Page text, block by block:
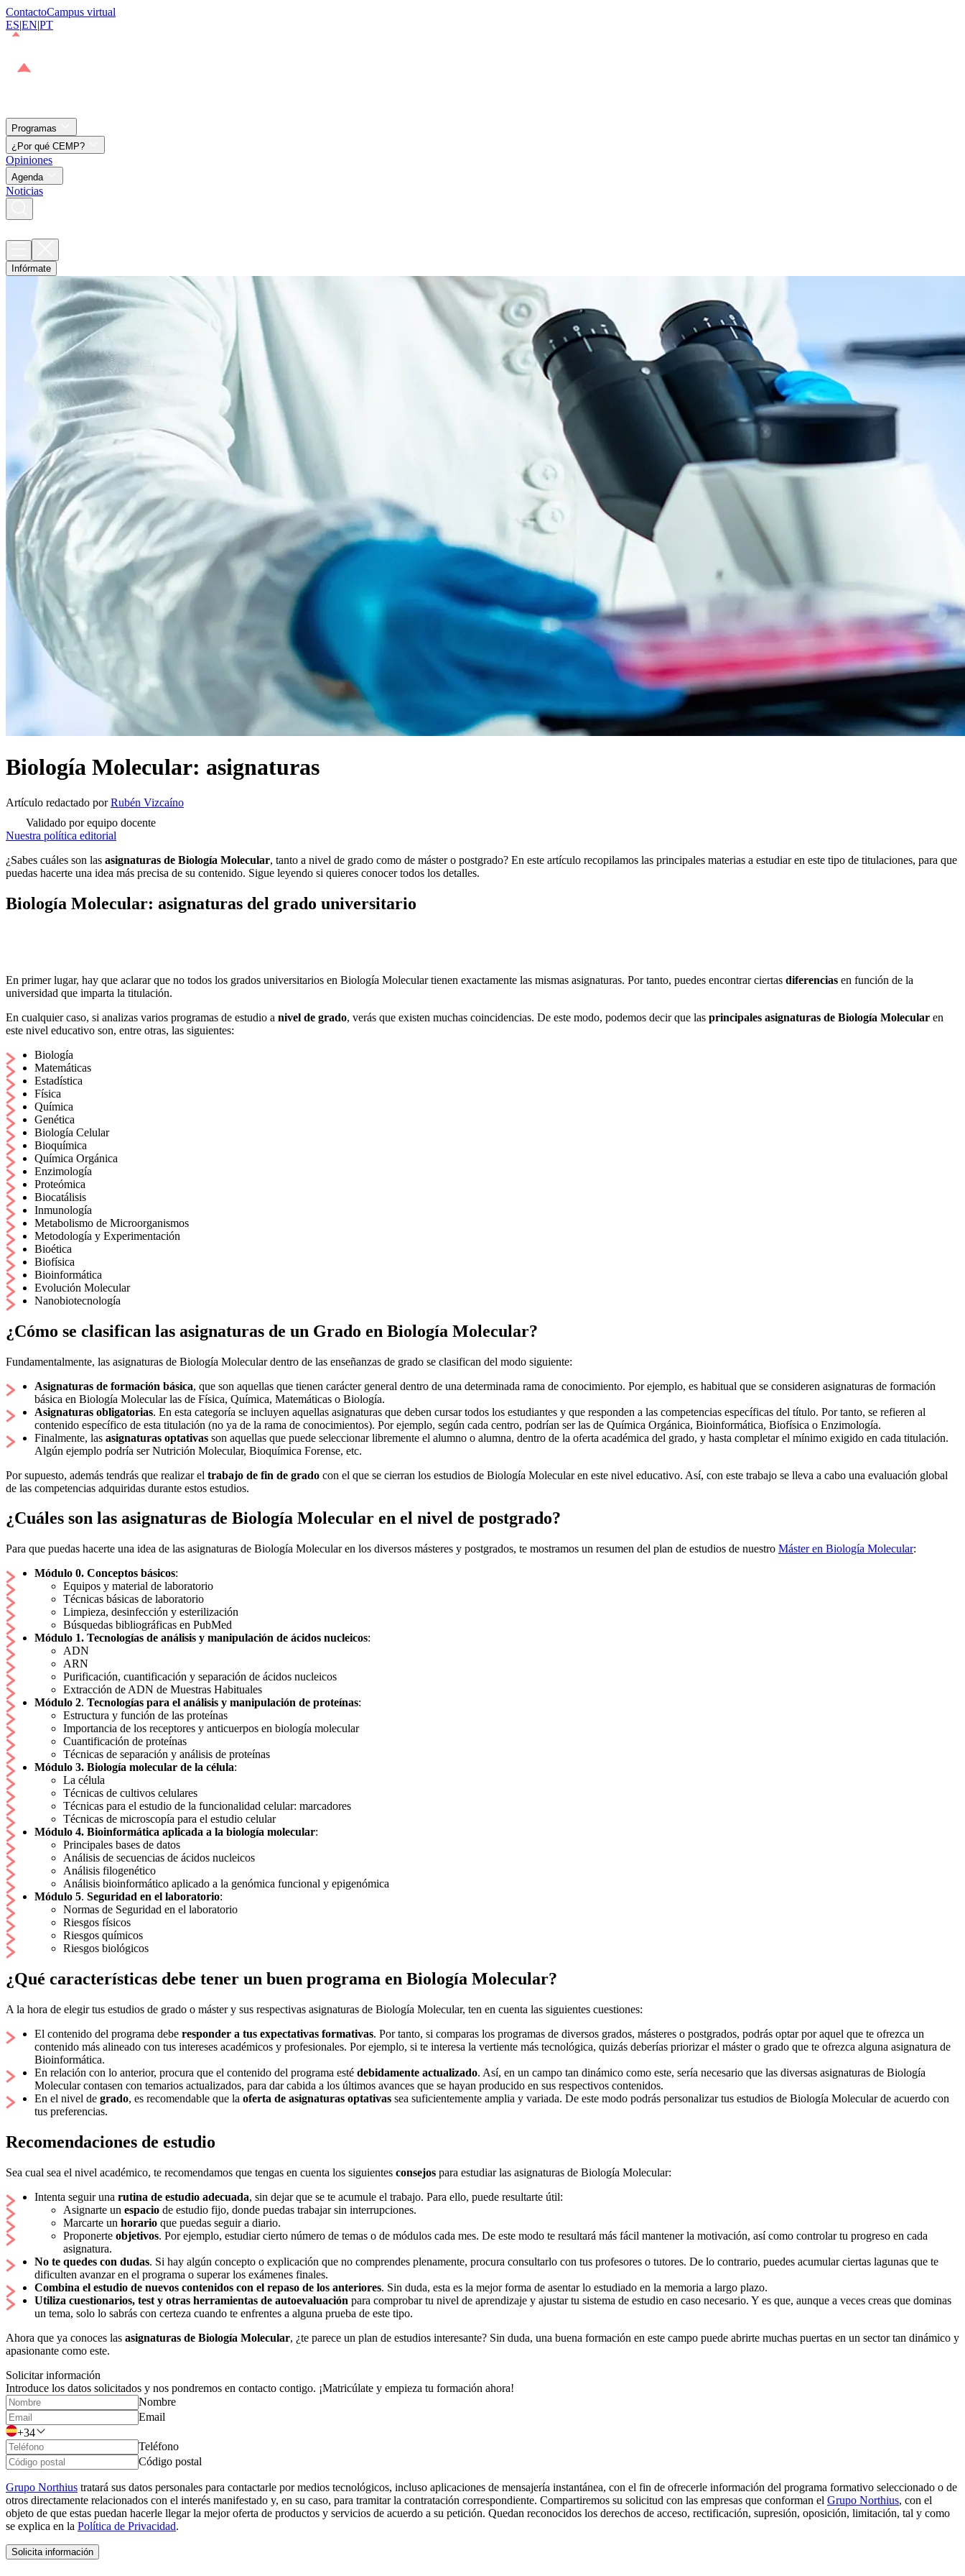
ContactoCampus virtual
ES|EN|PT
Programas
¿Por qué CEMP?
Opiniones
Agenda
Noticias
Infórmate
Biología Molecular: asignaturas
Artículo redactado porRubén Vizcaíno
Validado por equipo docente
Nuestra política editorial
¿Sabes cuáles son las asignaturas de Biología Molecular, tanto a nivel de grado como de máster o postgrado? En este artículo recopilamos las principales materias a estudiar en este tipo de titulaciones, para que
puedas hacerte una idea más precisa de su contenido. Sigue leyendo si quieres conocer todos los detalles.
Biología Molecular: asignaturas del grado universitario
En primer lugar, hay que aclarar que no todos los grados universitarios en Biología Molecular tienen exactamente las mismas asignaturas. Por tanto, puedes encontrar ciertas diferencias en función de la
universidad que imparta la titulación.
En cualquier caso, si analizas varios programas de estudio a nivel de grado, verás que existen muchas coincidencias. De este modo, podemos decir que las principales asignaturas de Biología Molecular en
este nivel educativo son, entre otras, las siguientes:
Biología
Matemáticas
Estadística
Física
Química
Genética
Biología Celular
Bioquímica
Química Orgánica
Enzimología
Proteómica
Biocatálisis
Inmunología
Metabolismo de Microorganismos
Metodología y Experimentación
Bioética
Biofísica
Bioinformática
Evolución Molecular
Nanobiotecnología
¿Cómo se clasifican las asignaturas de un Grado en Biología Molecular?
Fundamentalmente, las asignaturas de Biología Molecular dentro de las enseñanzas de grado se clasifican del modo siguiente:
Asignaturas de formación básica, que son aquellas que tienen carácter general dentro de una determinada rama de conocimiento. Por ejemplo, es habitual que se consideren asignaturas de formación
básica en Biología Molecular las de Física, Química, Matemáticas o Biología.
Asignaturas obligatorias. En esta categoría se incluyen aquellas asignaturas que deben cursar todos los estudiantes y que responden a las competencias específicas del título. Por tanto, se refieren al
contenido específico de esta titulación (no ya de la rama de conocimientos). Por ejemplo, según cada centro, podrían ser las de Química Orgánica, Bioinformática, Biofísica o Enzimología.
Finalmente, las asignaturas optativas son aquellas que puede seleccionar libremente el alumno o alumna, dentro de la oferta académica del grado, y hasta completar el mínimo exigido en cada titulación.
Algún ejemplo podría ser Nutrición Molecular, Bioquímica Forense, etc.
Por supuesto, además tendrás que realizar el trabajo de fin de grado con el que se cierran los estudios de Biología Molecular en este nivel educativo. Así, con este trabajo se lleva a cabo una evaluación global
de las competencias adquiridas durante estos estudios.
¿Cuáles son las asignaturas de Biología Molecular en el nivel de postgrado?
Para que puedas hacerte una idea de las asignaturas de Biología Molecular en los diversos másteres y postgrados, te mostramos un resumen del plan de estudios de nuestro Máster en Biología Molecular:
Módulo 0. Conceptos básicos:
Equipos y material de laboratorio
Técnicas básicas de laboratorio
Limpieza, desinfección y esterilización
Búsquedas bibliográficas en PubMed
Módulo 1. Tecnologías de análisis y manipulación de ácidos nucleicos:
ADN
ARN
Purificación, cuantificación y separación de ácidos nucleicos
Extracción de ADN de Muestras Habituales
Módulo 2. Tecnologías para el análisis y manipulación de proteínas:
Estructura y función de las proteínas
Importancia de los receptores y anticuerpos en biología molecular
Cuantificación de proteínas
Técnicas de separación y análisis de proteínas
Módulo 3. Biología molecular de la célula:
La célula
Técnicas de cultivos celulares
Técnicas para el estudio de la funcionalidad celular: marcadores
Técnicas de microscopía para el estudio celular
Módulo 4. Bioinformática aplicada a la biología molecular:
Principales bases de datos
Análisis de secuencias de ácidos nucleicos
Análisis filogenético
Análisis bioinformático aplicado a la genómica funcional y epigenómica
Módulo 5. Seguridad en el laboratorio:
Normas de Seguridad en el laboratorio
Riesgos físicos
Riesgos químicos
Riesgos biológicos
¿Qué características debe tener un buen programa en Biología Molecular?
A la hora de elegir tus estudios de grado o máster y sus respectivas asignaturas de Biología Molecular, ten en cuenta las siguientes cuestiones:
El contenido del programa debe responder a tus expectativas formativas. Por tanto, si comparas los programas de diversos grados, másteres o postgrados, podrás optar por aquel que te ofrezca un
contenido más alineado con tus intereses académicos y profesionales. Por ejemplo, si te interesa la vertiente más tecnológica, quizás deberías priorizar el máster o grado que te ofrezca alguna asignatura de
Bioinformática.
En relación con lo anterior, procura que el contenido del programa esté debidamente actualizado. Así, en un campo tan dinámico como este, sería necesario que las diversas asignaturas de Biología
Molecular contasen con temarios actualizados, para dar cabida a los últimos avances que se hayan producido en sus respectivos contenidos.
En el nivel de grado, es recomendable que la oferta de asignaturas optativas sea suficientemente amplia y variada. De este modo podrás personalizar tus estudios de Biología Molecular de acuerdo con
tus preferencias.
Recomendaciones de estudio
Sea cual sea el nivel académico, te recomendamos que tengas en cuenta los siguientes consejos para estudiar las asignaturas de Biología Molecular:
Intenta seguir una rutina de estudio adecuada, sin dejar que se te acumule el trabajo. Para ello, puede resultarte útil:
Asignarte un espacio de estudio fijo, donde puedas trabajar sin interrupciones.
Marcarte un horario que puedas seguir a diario.
Proponerte objetivos. Por ejemplo, estudiar cierto número de temas o de módulos cada mes. De este modo te resultará más fácil mantener la motivación, así como controlar tu progreso en cada
asignatura.
No te quedes con dudas. Si hay algún concepto o explicación que no comprendes plenamente, procura consultarlo con tus profesores o tutores. De lo contrario, puedes acumular ciertas lagunas que te
dificulten avanzar en el programa o superar los exámenes finales.
Combina el estudio de nuevos contenidos con el repaso de los anteriores. Sin duda, esta es la mejor forma de asentar lo estudiado en la memoria a largo plazo.
Utiliza cuestionarios, test y otras herramientas de autoevaluación para comprobar tu nivel de aprendizaje y ajustar tu sistema de estudio en caso necesario. Y es que, aunque a veces creas que dominas
un tema, solo lo sabrás con certeza cuando te enfrentes a alguna prueba de este tipo.
Ahora que ya conoces las asignaturas de Biología Molecular, ¿te parece un plan de estudios interesante? Sin duda, una buena formación en este campo puede abrirte muchas puertas en un sector tan dinámico y
apasionante como este.
Solicitar información
Introduce los datos solicitados y nos pondremos en contacto contigo. ¡Matricúlate y empieza tu formación ahora!
Nombre
Email
+34
Teléfono
Código postal
Grupo Northius tratará sus datos personales para contactarle por medios tecnológicos, incluso aplicaciones de mensajería instantánea, con el fin de ofrecerle información del programa formativo seleccionado o de
otros directamente relacionados con el interés manifestado y, en su caso, para tramitar la contratación correspondiente. Compartiremos su solicitud con las empresas que conforman el Grupo Northius, con el
objeto de que estas puedan hacerle llegar la mejor oferta de productos y servicios de acuerdo a su petición. Quedan reconocidos los derechos de acceso, rectificación, supresión, oposición, limitación, tal y como
se explica en la Política de Privacidad.
Solicita información